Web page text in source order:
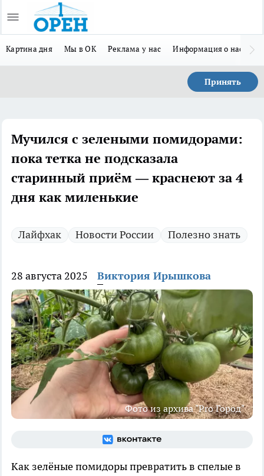
Картина дня Мы в ОК Реклама у нас Информация о нас
Принять
Мучился с зелеными помидорами:
пока тетка не подсказала
старинный приём — краснеют за 4
дня как миленькие
Лайфхак Новости России Полезно знать
28 августа 2025 Виктория Ирышкова
Фото из архива "Pro Город"
Как зелёные помидоры превратить в спелые в